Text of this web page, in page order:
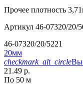
Прочее плотность
Артикул 46-07320/20/
46-07320/20/5221
20мм
checkmark_alt_circle
21.49 р.
По 50 м